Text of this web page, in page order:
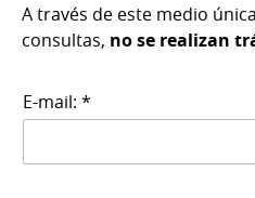
A través de este medio
consultas, no se realizan
E-mail: *